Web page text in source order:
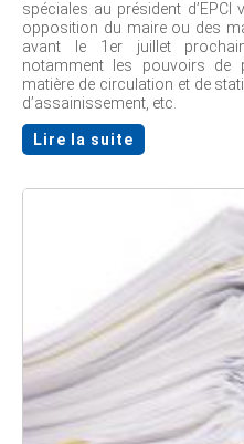
spéciales au président
opposition du maire ou des
avant le 1er juillet
notamment les pouvoirs de
matière de circulation et de
d’assainissement, etc.
Lire la suite